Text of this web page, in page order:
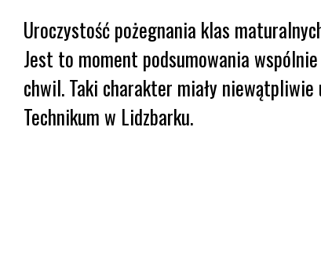
Uroczystość pożegnania klas
Jest to moment podsumowania
chwil. Taki charakter miały
Technikum w Lidzbarku.